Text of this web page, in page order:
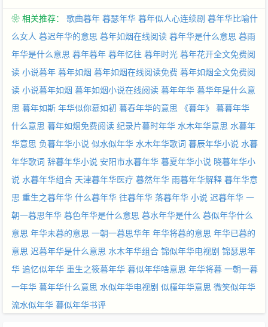
❀ 相关推荐： 歌曲暮年 暮瑟年华 暮年似人心连续剧 暮年华比喻什
么女人 暮迟年华的意思 暮年如烟在线阅读 暮年华是什么意思 暮雨
年华是什么意思 暮年暮年 暮年忆往 暮年时光 暮年花开全文免费阅
读 小说暮年 暮年如烟 暮年如烟在线阅读免费 暮年如烟全文免费阅
读 小说暮年如烟 暮年如烟小说在线阅读 暮年年华 暮华年是什么意
思 暮年如斯 年华似你慕如初 暮春年华的意思 《暮年》 暮暮年华
什么意思 暮年如烟免费阅读 纪录片暮时年华 水木年华意思 水暮年
华意思 负暮年华小说 似水似年华 水木年华歌词 暮辰年华小说 水暮
年华歌词 辞暮年华小说 安阳市水暮年华 暮夏年华小说 晓暮年华小
说 水暮年华组合 天津暮年华医疗 暮然年华 雨暮年华解释 暮年华意
思 重生之暮年华 什么暮年华 往暮年华 落暮年华 小说 迟暮年华 一
朝一暮思年华 暮色年华是什么意思 暮水年华是什么 暮似年华什么
意思 年华未暮的意思 一朝一暮思华年 年华将暮的意思 年华已暮的
意思 迟暮年华是什么意思 水木年华组合 锦似年华电视剧 锦瑟思年
华 追忆似年华 重生之筱暮年华 暮似年华啥意思 年华将暮 一朝一暮
一年华 暮年华什么意思 水似年华电视剧 似槿年华意思 微笑似年华
流水似年华 暮似年华书评